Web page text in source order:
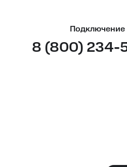
Подключение
8 (800) 234-